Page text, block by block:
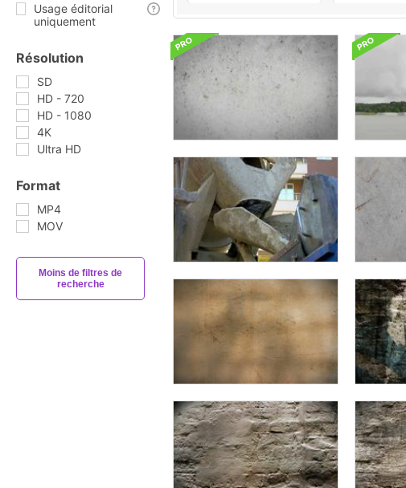
Usage éditorial
uniquement
Résolution
SD
HD - 720
HD - 1080
4K
Ultra HD
Format
MP4
MOV
Moins de filtres de
recherche